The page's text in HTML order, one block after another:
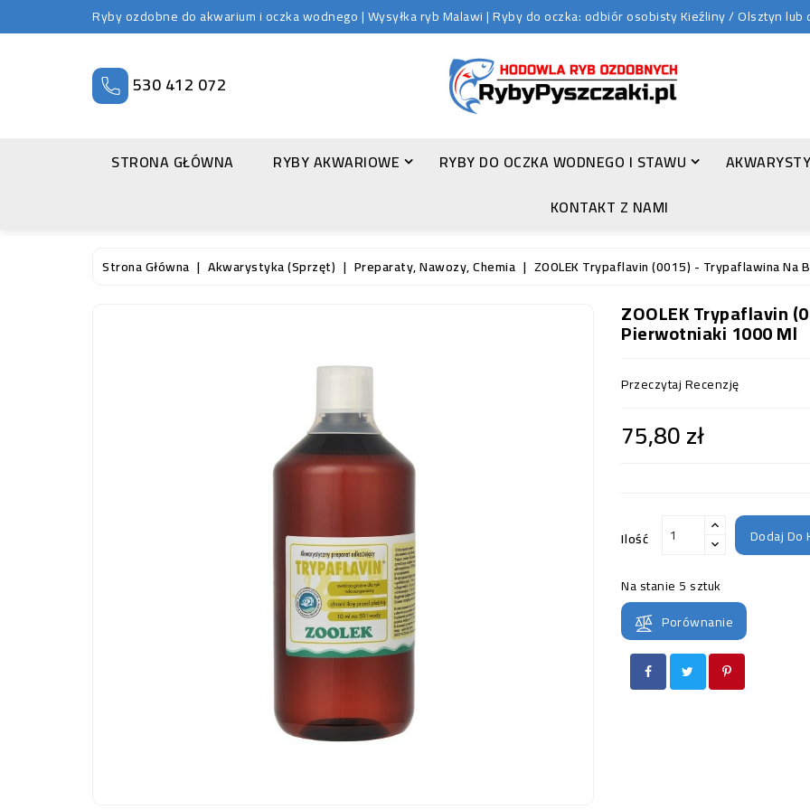
Ryby ozdobne do akwarium i oczka wodnego | Wysyłka ryb Malawi | Ryby do oczka: odbiór osobisty Kieźliny / Olsztyn
530 412 072
STRONA GŁÓWNA RYBY AKWARIOWE RYBY DO OCZKA WODNEGO I STAWU
KONTAKT Z NAMI
Strona Główna Akwarystyka (sprzęt) Preparaty, Nawozy, Chemia ZOOLEK Trypaflavin (0015) - Trypaflawina
ZOOLEK Trypaflavin
Pierwotniaki 1000 Ml
Przeczytaj Recenzję
75,80 zł
Ilość Dodaj Do
Na stanie 5 sztuk
Porównanie